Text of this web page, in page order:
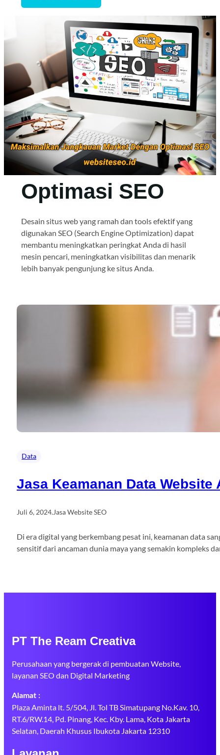
Optimasi SEO
Desain situs web yang ramah dan tools efektif yang
digunakan SEO (Search Engine Optimization) dapat
membantu meningkatkan peringkat Anda di hasil
mesin pencari, meningkatkan visibilitas dan menarik
lebih banyak pengunjung ke situs Anda.
Data
Jasa Keamanan Data Website
Juli 6, 2024.Jasa Website SEO
Di era digital yang berkembang pesat ini, keamanan data
sensitif dari ancaman dunia maya yang semakin kompleks
PT The Ream Creativa
Perusahaan yang bergerak di pembuatan Website,
layanan SEO dan Digital Marketing
Alamat :
Plaza Aminta lt. 5/504, Jl. Tol TB Simatupang No.Kav. 10,
RT.6/RW.14, Pd. Pinang, Kec. Kby. Lama, Kota Jakarta
Selatan, Daerah Khusus Ibukota Jakarta 12310